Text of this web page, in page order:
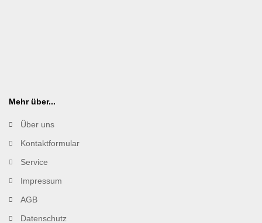
Mehr über...
Über uns
Kontaktformular
Service
Impressum
AGB
Datenschutz